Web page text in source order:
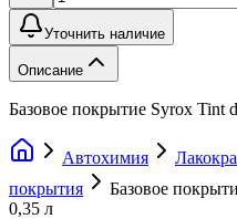
Уточнить наличие
Описание
Базовое покрытие Syrox Tint
Автохимия
покрытия
Базовое
0,35 л